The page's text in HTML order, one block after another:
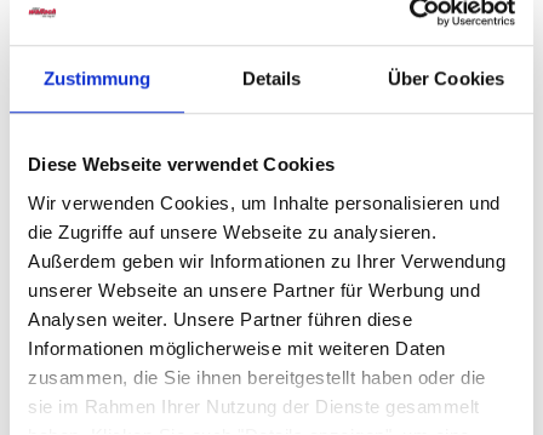
Zustimmung Details Über Cookies
Diese Webseite verwendet Cookies
Wir verwenden Cookies, um Inhalte personalisieren und
die Zugriffe auf unsere Webseite zu analysieren.
Außerdem geben wir Informationen zu Ihrer Verwendung
unserer Webseite an unsere Partner für Werbung und
Analysen weiter. Unsere Partner führen diese
Informationen möglicherweise mit weiteren Daten
zusammen, die Sie ihnen bereitgestellt haben oder die
sie im Rahmen Ihrer Nutzung der Dienste gesammelt
Material
Satin
Sicherheitshinweise GPSR
Weitere Varianten und Ausführungen:
Produktgalerie überspringen